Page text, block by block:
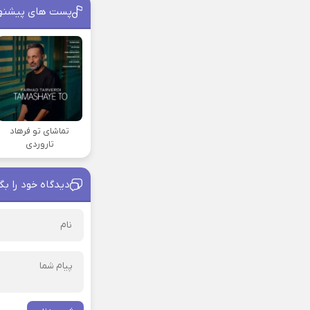
پست های
تماشای تو فرهاد
تاروردی
دیدگاه خود را